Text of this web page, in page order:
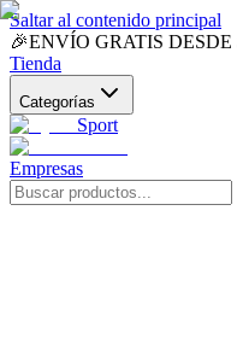
Saltar al contenido principal
🎉ENVÍO GRATIS DESDE
Tienda
Categorías
Sport
Empresas